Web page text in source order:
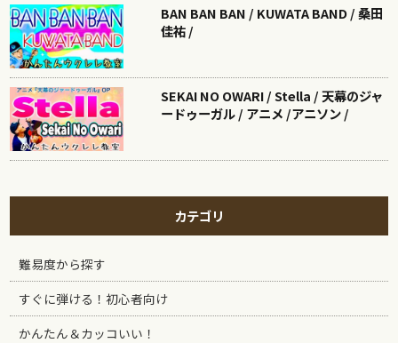
BAN BAN BAN / KUWATA BAND / 桑田
佳祐 /
SEKAI NO OWARI / Stella / 天幕のジャ
ードゥーガル / アニメ /アニソン /
カテゴリ
難易度から探す
すぐに弾ける！初心者向け
かんたん＆カッコいい！